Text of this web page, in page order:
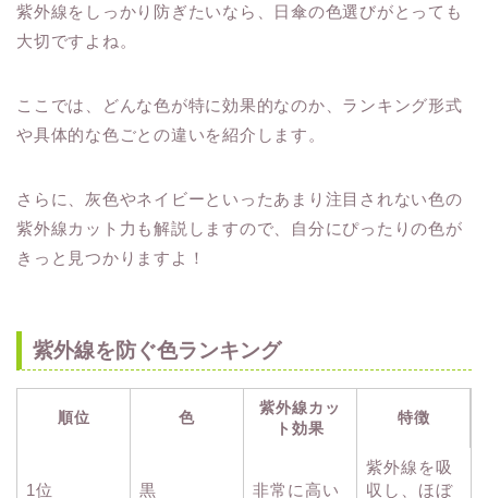
紫外線をしっかり防ぎたいなら、日傘の色選びがとっても
大切ですよね。
ここでは、どんな色が特に効果的なのか、ランキング形式
や具体的な色ごとの違いを紹介します。
さらに、灰色やネイビーといったあまり注目されない色の
紫外線カット力も解説しますので、自分にぴったりの色が
きっと見つかりますよ！
紫外線を防ぐ色ランキング
順位 色
紫外線カッ
ト効果
特徴
1位 黒 非常に高い
紫外線を吸
収し、ほぼ